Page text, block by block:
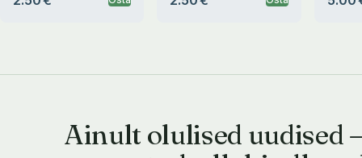
Ainult olulised uudised